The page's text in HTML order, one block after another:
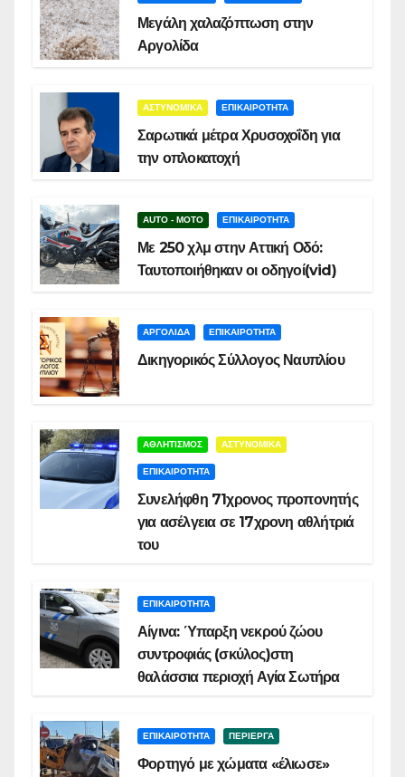
Μεγάλη χαλαζόπτωση στην
Αργολίδα
ΑΣΤΥΝΟΜΙΚΑ ΕΠΙΚΑΙΡΟΤΗΤΑ
Σαρωτικά μέτρα Χρυσοχοΐδη για
την οπλοκατοχή
AUTO - MOTO ΕΠΙΚΑΙΡΟΤΗΤΑ
Με 250 χλμ στην Αττική Οδό:
Ταυτοποιήθηκαν οι οδηγοί(vid)
ΑΡΓΟΛΙΔΑ ΕΠΙΚΑΙΡΟΤΗΤΑ
Δικηγορικός Σύλλογος Ναυπλίου
ΑΘΛΗΤΙΣΜΟΣ ΑΣΤΥΝΟΜΙΚΑ
ΕΠΙΚΑΙΡΟΤΗΤΑ
Συνελήφθη 71χρονος προπονητής
για ασέλγεια σε 17χρονη αθλήτριά
του
ΕΠΙΚΑΙΡΟΤΗΤΑ
Αίγινα: Ύπαρξη νεκρού ζώου
συντροφιάς (σκύλος)στη
θαλάσσια περιοχή Αγία Σωτήρα
ΕΠΙΚΑΙΡΟΤΗΤΑ ΠΕΡΙΕΡΓΑ
Φορτηγό με χώματα «έλιωσε»